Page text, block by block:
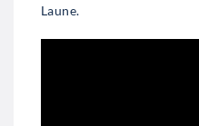
Laune.